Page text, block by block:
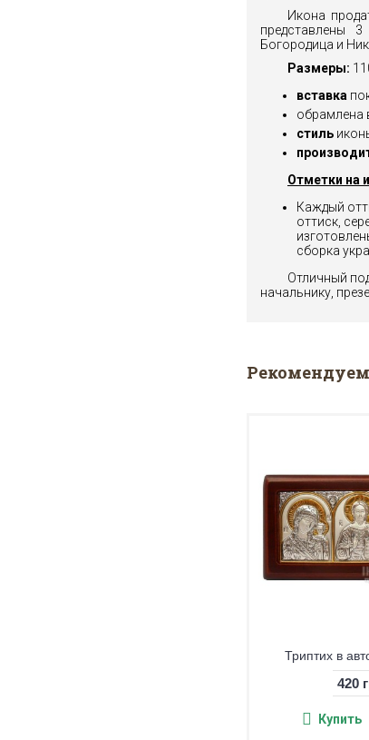
Икона
представлены
Богородица и
Размеры:
вставка
обрамлена
стиль
Отметки на
Каждый
оттиск,
сборка
Отличный
начальнику,
Крест
385
Купить